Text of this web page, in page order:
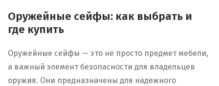
Оружейные сейфы: как выбрать и
где купить
Оружейные сейфы — это не просто предмет мебели,
а важный элемент безопасности для владельцев
оружия. Они предназначены для надежного